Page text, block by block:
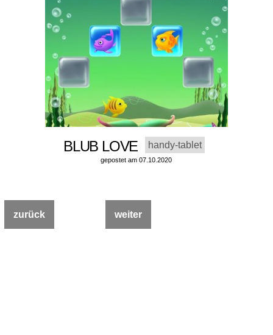
BLUB LOVE handy-tablet
gepostet am 07.10.2020
zurück weiter